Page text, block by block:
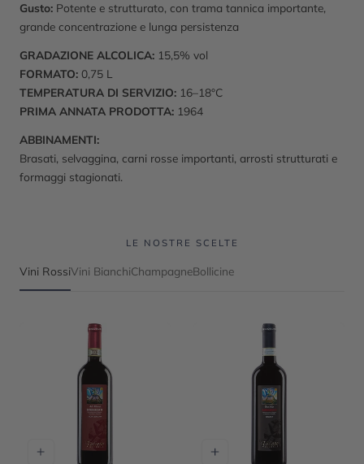
Gusto: Potente e strutturato, con trama tannica importante,
grande concentrazione e lunga persistenza
GRADAZIONE ALCOLICA: 15,5% vol
FORMATO: 0,75 L
TEMPERATURA DI SERVIZIO: 16–18°C
PRIMA ANNATA PRODOTTA: 1964
ABBINAMENTI:
Brasati, selvaggina, carni rosse importanti, arrosti strutturati e
formaggi stagionati.
LE NOSTRE SCELTE
Vini RossiVini BianchiChampagneBollicine